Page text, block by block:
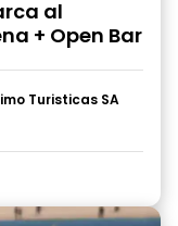
al
+ Open Bar
Turisticas SA